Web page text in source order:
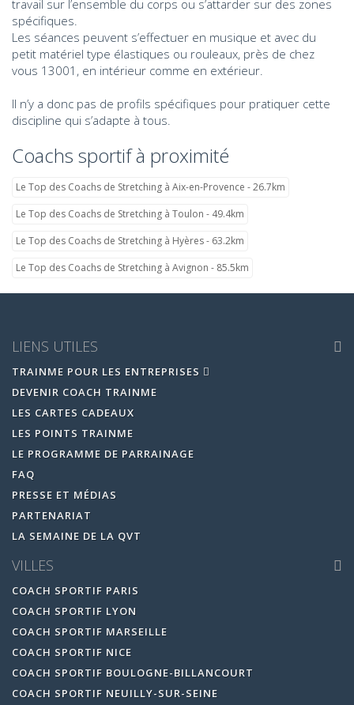
travail sur l’ensemble du corps ou s’attarder sur des zones
spécifiques.
Les séances peuvent s’effectuer en musique et avec du
petit matériel type élastiques ou rouleaux, près de chez
vous 13001, en intérieur comme en extérieur.
Il n’y a donc pas de profils spécifiques pour pratiquer cette
discipline qui s’adapte à tous.
Coachs sportif à proximité
Le Top des Coachs de Stretching à Aix-en-Provence - 26.7km
Le Top des Coachs de Stretching à Toulon - 49.4km
Le Top des Coachs de Stretching à Hyères - 63.2km
Le Top des Coachs de Stretching à Avignon - 85.5km
LIENS UTILES
TRAINME POUR LES ENTREPRISES
DEVENIR COACH TRAINME
LES CARTES CADEAUX
LES POINTS TRAINME
LE PROGRAMME DE PARRAINAGE
FAQ
PRESSE ET MÉDIAS
PARTENARIAT
LA SEMAINE DE LA QVT
VILLES
COACH SPORTIF PARIS
COACH SPORTIF LYON
COACH SPORTIF MARSEILLE
COACH SPORTIF NICE
COACH SPORTIF BOULOGNE-BILLANCOURT
COACH SPORTIF NEUILLY-SUR-SEINE